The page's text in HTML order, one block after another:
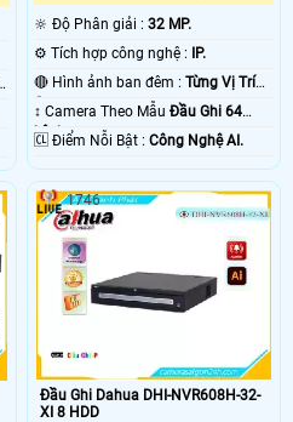
🔆 Độ Phân giải :32 MP.
⚙ Tích hợp công nghệ : IP.
🔴 Hình ảnh ban đêm :Từng Vị Trí
Camera .
↕️ Camera Theo MẫuĐầu Ghi 64
kênh.
️🆑 Điểm Nỗi Bật :Công Nghệ AI.
Đầu Ghi Dahua DHI-NVR608H-32-
XI 8 HDD
1746